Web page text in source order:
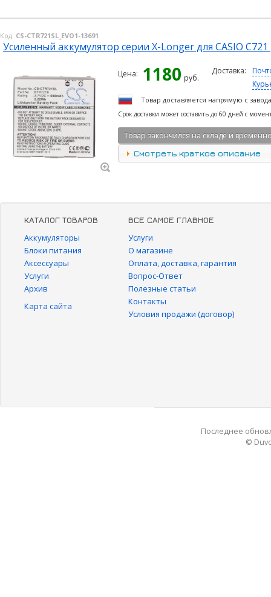
Код: CS-CTR721SL_EVO1-13691
Усиленный аккумулятор серии X-Longer для CASIO
Цена: 1180 руб.
Доставка:
Товар доставляется напрямую с
Срок доставки может составить до 60 дней с
Товар закончился на складе и
Смотреть краткое описание
КАТАЛОГ ТОВАРОВ
Аккумуляторы
Блоки питания
Аксессуары
Услуги
Архив
Карта сайта
ВСЕ САМОЕ ГЛАВНОЕ
Услуги
О магазине
Оплата, доставка, гарантия
Вопрос-Ответ
Полезные статьи
Контакты
Условия продажи (договор)
Последнее
©